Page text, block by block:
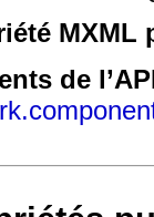
MXML
de